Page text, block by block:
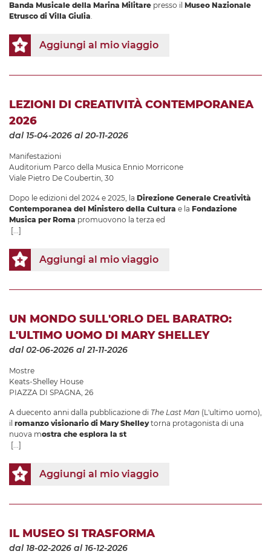
Banda Musicale della Marina Militare presso il Museo Nazionale
Etrusco di Villa Giulia.
Aggiungi al mio viaggio
LEZIONI DI CREATIVITÀ CONTEMPORANEA
2026
dal 15-04-2026 al 20-11-2026
Manifestazioni
Auditorium Parco della Musica Ennio Morricone
Viale Pietro De Coubertin, 30
Dopo le edizioni del 2024 e 2025, la Direzione Generale Creatività
Contemporanea del Ministero della Cultura e la Fondazione
Musica per Roma promuovono la terza ed
[...]
Aggiungi al mio viaggio
UN MONDO SULL'ORLO DEL BARATRO:
L'ULTIMO UOMO DI MARY SHELLEY
dal 02-06-2026 al 21-11-2026
Mostre
Keats-Shelley House
PIAZZA DI SPAGNA, 26
A duecento anni dalla pubblicazione di The Last Man (L'ultimo uomo),
il romanzo visionario di Mary Shelleytorna protagonista di una
nuova mostra che esplora la st
[...]
Aggiungi al mio viaggio
IL MUSEO SI TRASFORMA
dal 18-02-2026 al 16-12-2026